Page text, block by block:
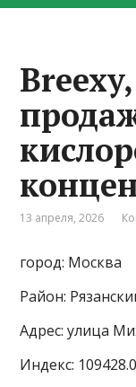
13 апреля, 2026
город: Москва
Район:
Адрес: улица
Индекс: 109428.0